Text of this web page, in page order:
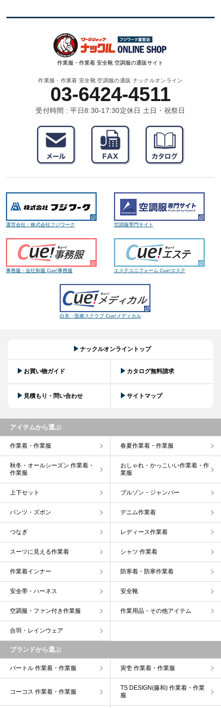
作業服・作業着 安全靴 空調服の通販サイト
作業服・作業着 安全靴 空調服の通販 ナックルオンライン
03-6424-4511
受付時間 : 平日8:30-17:30定休日 土日・祝祭日
運営会社：株式会社フジワーク 空調服専門サイト
事務服・会社制服 Cue!事務服 エステユニフォーム Cue!エステ
白衣・医療スクラブ Cue!メディカル
ナックルオンライントップ
お買い物ガイド カタログ無料請求
見積もり・問い合わせ サイトマップ
アイテムから選ぶ
作業着・作業服 春夏作業着・作業服
秋冬・オールシーズン 作業着・
作業服
おしゃれ・かっこいい作業着・作
業服
上下セット ブルゾン・ジャンパー
パンツ・ズボン デニム作業着
つなぎ レディース作業着
スーツに見える作業着 シャツ 作業着
作業着インナー 防寒着・防寒作業着
安全帯・ハーネス 安全靴
空調服・ファン付き作業服 作業用品・その他アイテム
合羽・レインウェア
ブランドから選ぶ
バートル 作業着・作業服 寅壱 作業着・作業服
コーコス 作業着・作業服
TS DESIGN(藤和) 作業着・作業
服